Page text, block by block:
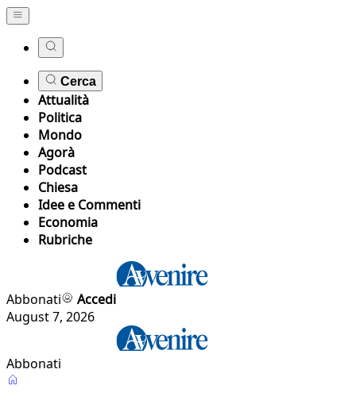
Cerca
Attualità
Politica
Mondo
Agorà
Podcast
Chiesa
Idee e Commenti
Economia
Rubriche
Abbonati
Accedi
August 7, 2026
Abbonati